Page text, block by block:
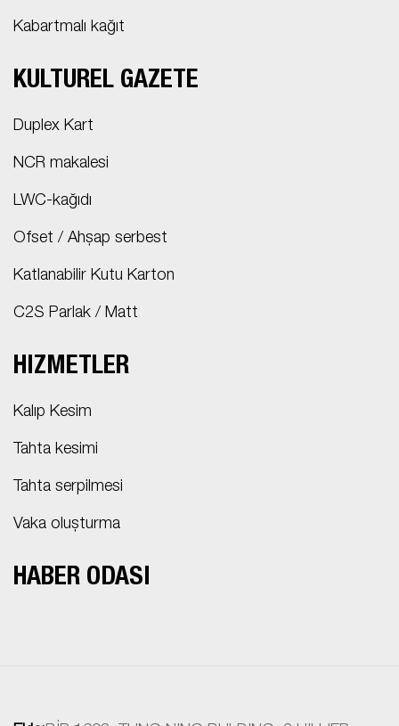
Kabartmalı kağıt
KÜLTÜREL GAZETE
Duplex Kart
NCR makalesi
LWC-kağıdı
Ofset / Ahşap serbest
Katlanabilir Kutu Karton
C2S Parlak / Matt
HIZMETLER
Kalıp Kesim
Tahta kesimi
Tahta serpilmesi
Vaka oluşturma
HABER ODASI